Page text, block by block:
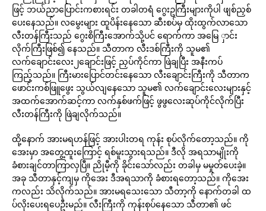
ဖြင့် ဘယ်ညာပြောင်းကစားရင်း တခါတရံ ဂွေးဥကြီးများကိုပါ ဖျစ်ညှစ်
ပေးနေသည်။ လမွေးများ ထူပိန်းနေသော ဆီးစပ်မှ ထိုးထွက်လာသော
လီးတန်ကြီးသည် ဂွေးစိကြီးအောက်သို့ပင် ရောက်ကာ အမြေ ှာင်း
လိုက်ကြီးဖြစ်၍ နေသည်။ သီတာက လီးဒစ်ကြီးကို သူမ၏
လက်ချောင်းလေး၂ချောင်းဖြင့် ညှပ်ကိုင်ကာ ဖြဲချပြီး အနီးကပ်
ကြည့်သည်။ ကြီးမားပြောင်တင်းနေသော လီးချောင်းကြီးကို သီတာက
ဖောင်းကစ်ဖြူဖွေး သွယ်လျနေသော သူမ၏ လက်ချောင်းလေးများနှင့်
အထက်အောက်ဆင့်ကာ လက်နှစ်ဖက်ဖြင့် ဖွဖွလေးဆုပ်ကိုင်လိုက်ပြီး
လီးတန်ကြီးကို ဖြဲချလိုက်သည်။
ထို့နောက် အားမရဟန်ဖြင့် အားပါးတရ ကုန်း စုပ်လိုက်တော့သည်။ ကို
အေးမှာ အတွေ့ထူးကြောင့် ရစ်မူးသွားရသည်။ ဒီလို အရသာမျိုးကို
ခံစားချင်တာကြာလှပြီ။ ညိုမီ့ကို ခိုင်းသော်လည်း တခါမှ မမှုတ်ပေးခဲ့။
အခု သီတာနှင့်ကျမှ ကိုအေး ဒီအရသာကို ခံစားရတော့သည်။ ကိုအေး
ကလည်း သိလိုက်သည်။ အားမရသေးသော သီတာ့ကို နောက်တခါ ထ
ပ်လိုးပေးရပေဦးမည်။ လီးကြီးကို ကုန်းစုပ်နေသော သီတာ၏ ဖင်